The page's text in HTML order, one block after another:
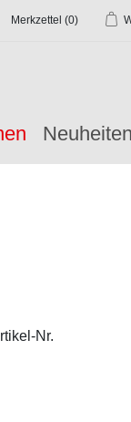
Merkzettel (0)
Neuheiten
Nr.